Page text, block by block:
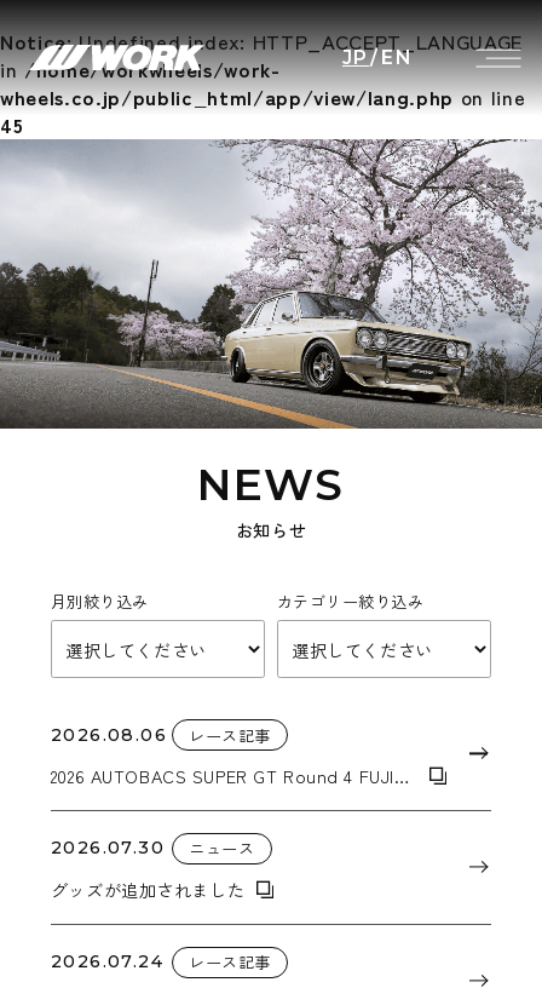
Notice: Undefined index: HTTP_ACCEPT_LANGUAGE
in/home/workwheels/work-
wheels.co.jp/public_html/app/view/lang.phpon line
45
JP/EN
NEWS
お知らせ
月別絞り込み カテゴリー絞り込み
2026.08.06 レース記事
2026 AUTOBACS SUPER GT Round 4 FUJI
2026.07.30 ニュース
グッズが追加されました
2026.07.24 レース記事